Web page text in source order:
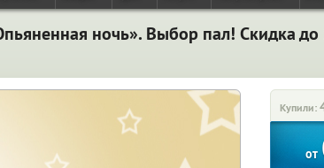
ночь». Выбор пал! Скидка
Купили:
от